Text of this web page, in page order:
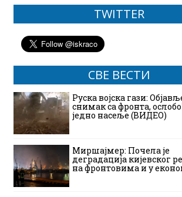
TWITTER
СВЕ ВЕСТИ
Руска војска гази:
снимак са фронта,
једно насеље (ВИДЕО)
Миршајмер: Почела је
деградација кијевског
на фронтовима и у